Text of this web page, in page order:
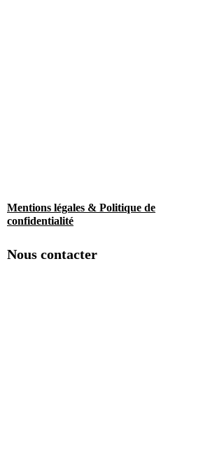
Mentions légales & Politique de
confidentialité
Nous contacter